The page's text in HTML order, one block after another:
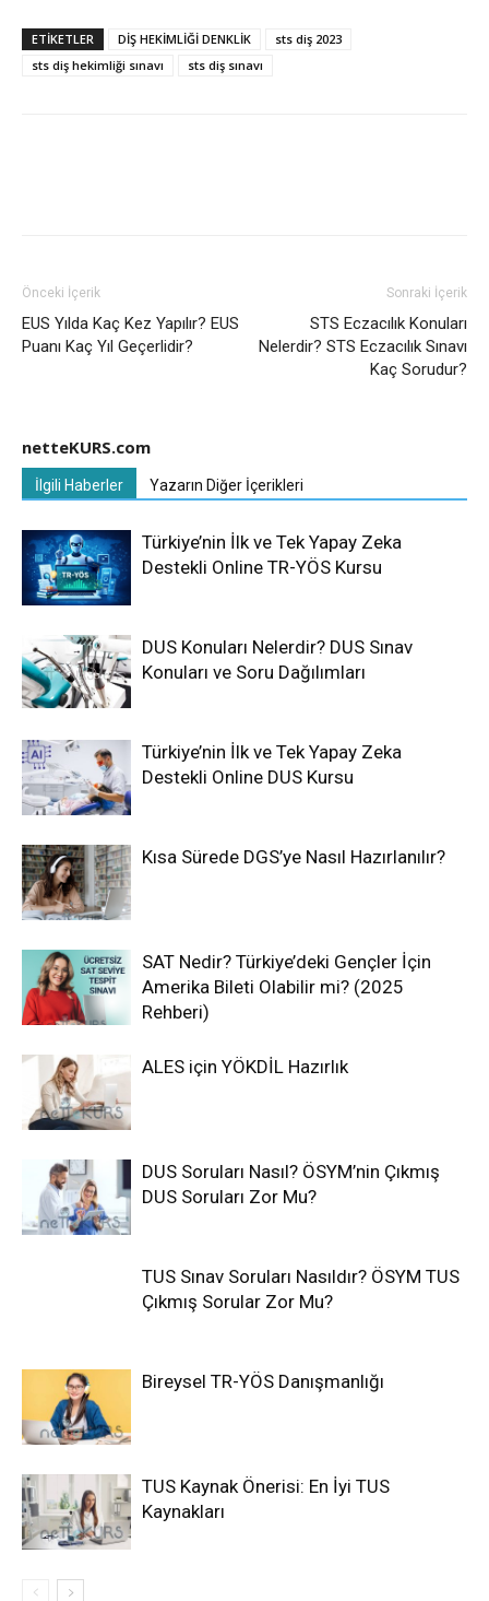
ETIKETLER DİŞ HEKİMLİĞİ DENKLİK
sts diş 2023
sts diş hekimliği sınavı
sts diş sınavı
Önceki İçerik
EUS Yılda Kaç Kez Yapılır? EUS
Puanı Kaç Yıl Geçerlidir?
Sonraki İçerik
STS Eczacılık Konuları
Nelerdir? STS Eczacılık Sınavı
Kaç Sorudur?
netteKURS.com
İlgili Haberler Yazarın Diğer İçerikleri
Türkiye’nin İlk ve Tek Yapay Zeka
Destekli Online TR-YÖS Kursu
DUS Konuları Nelerdir? DUS Sınav
Konuları ve Soru Dağılımları
Türkiye’nin İlk ve Tek Yapay Zeka
Destekli Online DUS Kursu
Kısa Sürede DGS’ye Nasıl Hazırlanılır?
SAT Nedir? Türkiye’deki Gençler İçin
Amerika Bileti Olabilir mi? (2025
Rehberi)
ALES için YÖKDİL Hazırlık
DUS Soruları Nasıl? ÖSYM’nin Çıkmış
DUS Soruları Zor Mu?
TUS Sınav Soruları Nasıldır? ÖSYM TUS
Çıkmış Sorular Zor Mu?
Bireysel TR-YÖS Danışmanlığı
TUS Kaynak Önerisi: En İyi TUS
Kaynakları